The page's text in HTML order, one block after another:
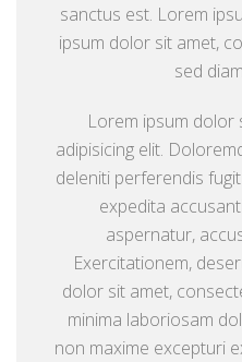
sanctus est. Lorem
ipsum dolor sit amet,
sed
Lorem ipsum dolor
adipisicing elit.
deleniti perferendis
expedita
aspernatur,
Exercitationem,
dolor sit amet,
minima laboriosam
non maxime excepturi